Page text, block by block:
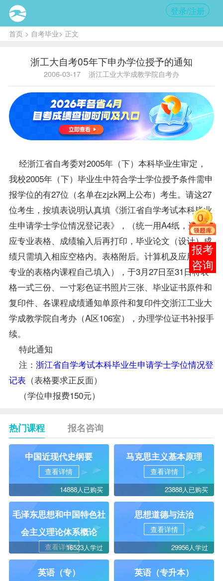
登录/注册
首页> 自考毕业> 正文
浙工大自考05年下申办学位授予的通知
2006-03-17 浙江工业大学成教学院自考办
经浙江省自考委对2005年（下）本科毕业生审定，
我校2005年（下）毕业生中符合学士学位授予条件需申
报学位的有27位（名单在zjzk网上公布）考生。请这27
位考生，按填表说明认真填《浙江省自学考试本科毕业
生申请学士学位情况登记表》，（统一用A4纸，选择相
应专业表格、 成绩输入后再打印，毕业论文（设计）成
绩只需填入相应空格内。表格附后。计算机及应用教育
专业的表格内课程自己填入），于3月27日至31日将表
格一式三份、一寸彩色证书照片三张、毕业证书原件和
复印件、各课程成绩通知单原件和复印件交浙江工业大
学成教学院自考办（A区106室），办理学位证书补报手
续。
特此通知
注： 浙江省自学考试本科毕业生申请学士学位情况登
记表 （表格要求正反面）
（学位申报费150元）
热门课程 报名咨询
中国近现代史纲要
查看详情
14888人已购买
马克思主义基本原理
查看详情
23888人已购买
毛泽东思想和中国特色社
会主义理论体系概论
查看详情16523人学过
思想道德与法治
查看详情
29956人学过
英语（专） 英语（专升本）
在线
客服